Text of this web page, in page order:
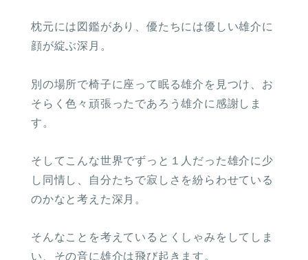
枕元には図鑑があり、優たちには優しい雄介に
顔が綻ぶ深月。
別の場所で椅子に座って眠る雄介を見つけ、お
そらく色々頑張ったであろう雄介に感謝しま
す。
そしてこんな世界でずっと１人だった雄介に少
し同情し、自分たちで寂しさを紛らわせている
のかなと考えた深月。
そんなことを考えているとくしゃみをしてしま
い、その音に雄介は飛び起きます。